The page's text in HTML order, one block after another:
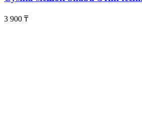
3 900 ₸